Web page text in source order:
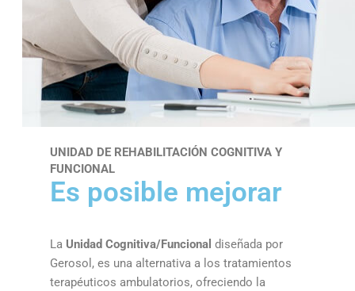
UNIDAD DE REHABILITACIÓN COGNITIVA Y
FUNCIONAL
Es posible mejorar
La Unidad Cognitiva/Funcional diseñada por
Gerosol, es una alternativa a los tratamientos
terapéuticos ambulatorios, ofreciendo la